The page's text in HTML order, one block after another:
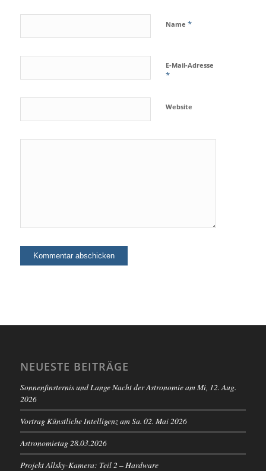
Name *
E-Mail-Adresse
*
Website
NEUESTE BEITRÄGE
Sonnenfinsternis und Lange Nacht der Astronomie am Mi, 12. Aug.
2026
Vortrag Künstliche Intelligenz am Sa. 02. Mai 2026
Astronomietag 28.03.2026
Projekt Allsky-Kamera: Teil 2 – Hardware